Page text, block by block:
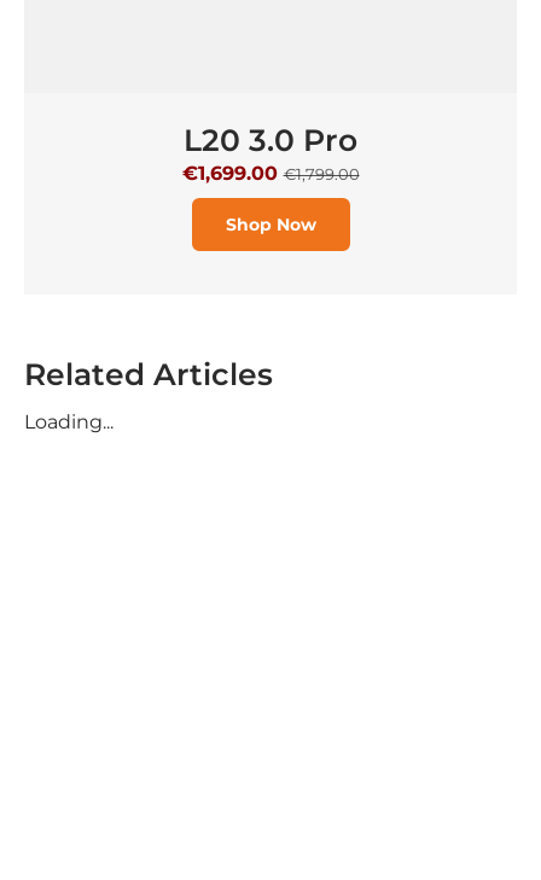
L20 3.0 Pro
€1,699.00€1,799.00
Shop Now
Related Articles
Loading...